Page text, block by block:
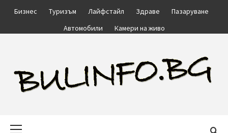
Бизнес Туризъм Лайфстайл Здраве
Пазаруване
Автомобили
Камери на живо